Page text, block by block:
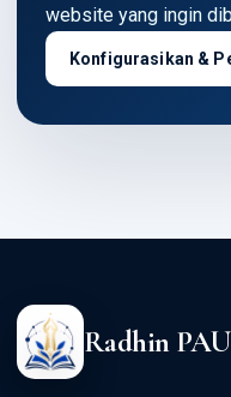
website yang ingin
Konfigurasikan &
Radhin